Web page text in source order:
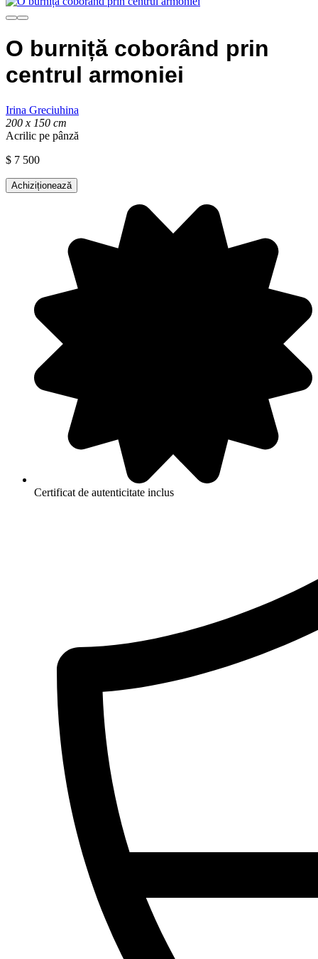
O burniță coborând prin
centrul armoniei
Irina Greciuhina
200 x 150 cm
Acrilic pe pânză
$ 7 500
Achiziționează
Certificat de autenticitate inclus